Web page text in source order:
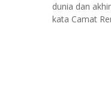
dunia dan
kata Camat